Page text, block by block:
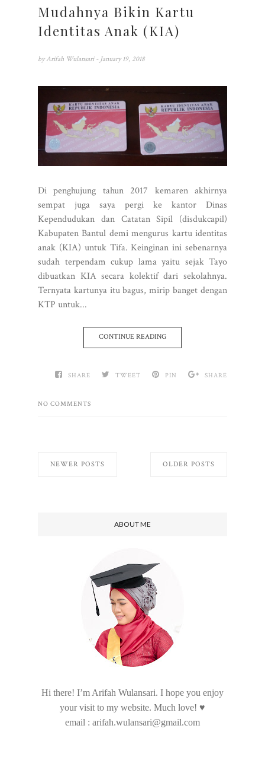
Mudahnya Bikin Kartu
Identitas Anak (KIA)
by Arifah Wulansari - January 19, 2018
Di penghujung tahun 2017 kemaren akhirnya
sempat juga saya pergi ke kantor Dinas
Kependudukan dan Catatan Sipil (disdukcapil)
Kabupaten Bantul demi mengurus kartu identitas
anak (KIA) untuk Tifa. Keinginan ini sebenarnya
sudah terpendam cukup lama yaitu sejak Tayo
dibuatkan KIA secara kolektif dari sekolahnya.
Ternyata kartunya itu bagus, mirip banget dengan
KTP untuk...
CONTINUE READING
SHARE TWEET PIN SHARE
NO COMMENTS
NEWER POSTS OLDER POSTS
ABOUT ME
Hi there! I’m Arifah Wulansari. I hope you enjoy
your visit to my website. Much love! ♥
email : arifah.wulansari@gmail.com